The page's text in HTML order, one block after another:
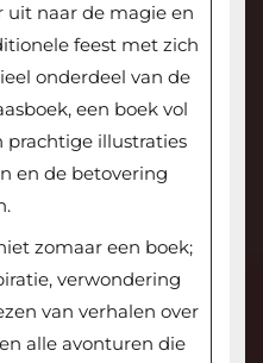
uit naar de magie en
feest met zich
onderdeel van de
een boek vol
prachtige illustraties
en de betovering
zomaar een boek;
verwondering
van verhalen over
alle avonturen die